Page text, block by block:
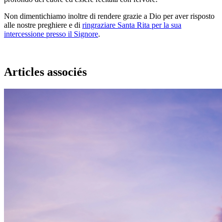
Non dimentichiamo inoltre di rendere grazie a Dio per aver risposto
alle nostre preghiere e di ringraziare Santa Rita per la sua
intercessione presso il Signore.
Articles associés